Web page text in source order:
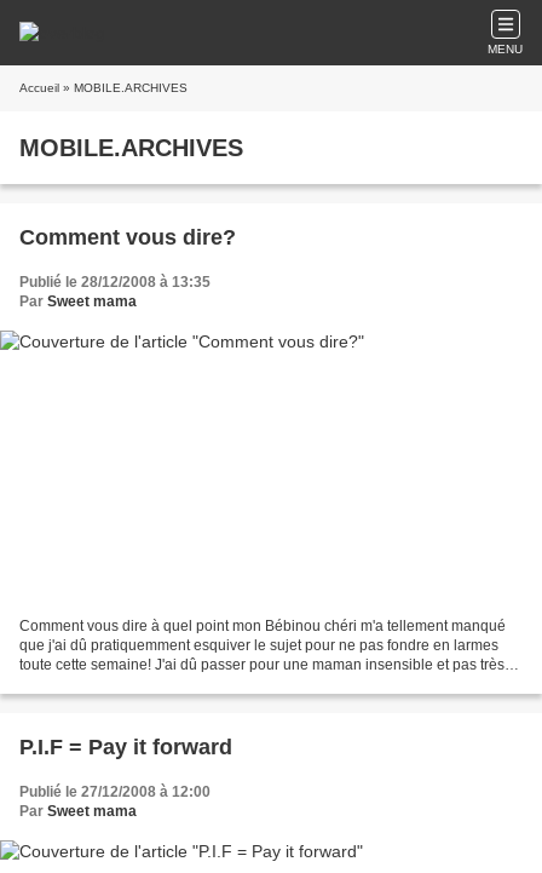
MENU
Accueil » MOBILE.ARCHIVES
MOBILE.ARCHIVES
Comment vous dire?
Publié le 28/12/2008 à 13:35
Par Sweet mama
Comment vous dire à quel point mon Bébinou chéri m'a tellement manqué
que j'ai dû pratiquemment esquiver le sujet pour ne pas fondre en larmes
toute cette semaine! J'ai dû passer pour une maman insensible et pas très
P.I.F = Pay it forward
Publié le 27/12/2008 à 12:00
Par Sweet mama